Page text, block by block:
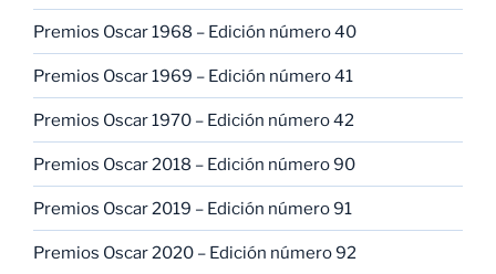
Premios Oscar 1968 – Edición número 40
Premios Oscar 1969 – Edición número 41
Premios Oscar 1970 – Edición número 42
Premios Oscar 2018 – Edición número 90
Premios Oscar 2019 – Edición número 91
Premios Oscar 2020 – Edición número 92